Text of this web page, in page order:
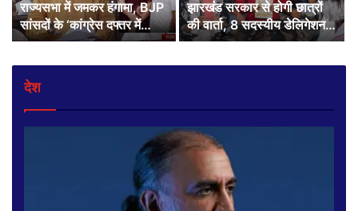
राज्यसभा में जमकर हंगामा, BJP
सांसदों के ‘कांग्रेस दफ्तर में
मिलेंगे आतंकवादी’ नारे से बढ़ा
झारखंड सरकार से होगी छात्रों
की वार्ता, 8 सदस्यीय डेलिगेशन
के साथ एक वकील और दो
देश